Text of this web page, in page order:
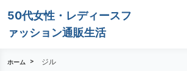
50代女性・レディースフ
ァッション通販生活
ホーム ジル